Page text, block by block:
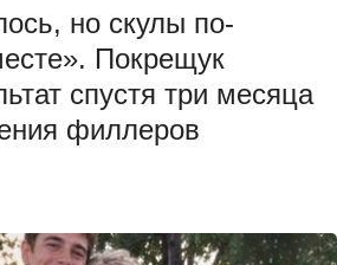
но скулы по-
Покрещук
спустя три месяца
филлеров